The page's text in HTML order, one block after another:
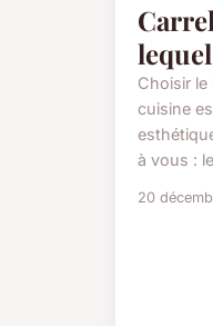
Choisir
cuisine
à vous :
20